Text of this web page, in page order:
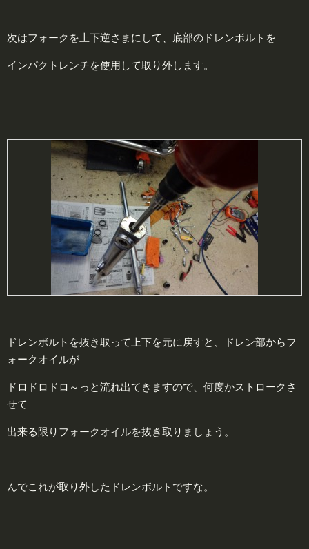
次はフォークを上下逆さまにして、底部のドレンボルトを
インパクトレンチを使用して取り外します。
ドレンボルトを抜き取って上下を元に戻すと、ドレン部からフ
ォークオイルが
ドロドロドロ～っと流れ出てきますので、何度かストロークさ
せて
出来る限りフォークオイルを抜き取りましょう。
んでこれが取り外したドレンボルトですな。